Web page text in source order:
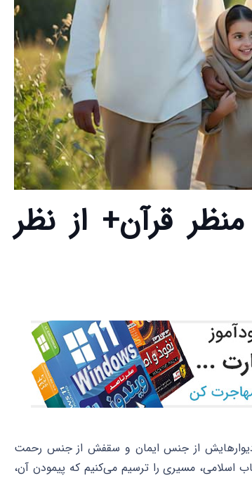
منظر قرآن+ از نظر
دیوارهایش از جنس ایمان و سقفش از جنس رحمت
اسلامی، مسیری را ترسیم می‌کنیم که پیمودن آن،